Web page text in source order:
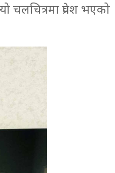
चलचित्रमा प्रवेश भएको